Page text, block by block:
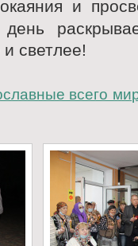
и
день
светлее!
всего